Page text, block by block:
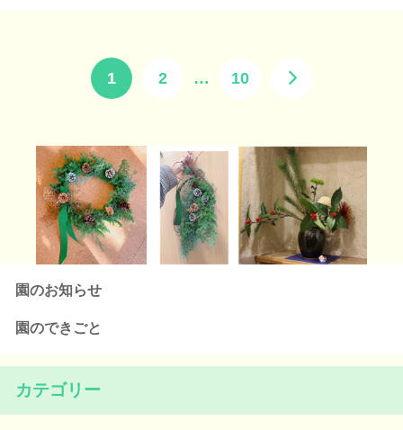
1 2 … 10
園のお知らせ
園のできごと
カテゴリー